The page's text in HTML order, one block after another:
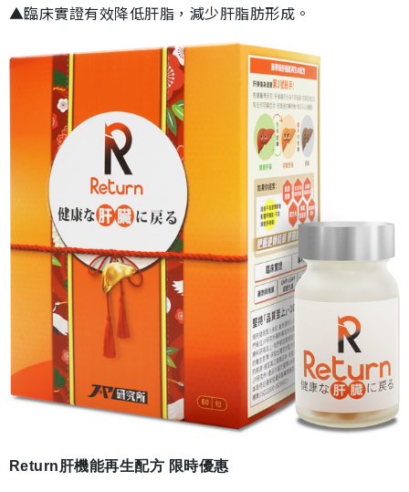
▲臨床實證有效降低肝脂，減少肝脂肪形成。
Return肝機能再生配方 限時優惠